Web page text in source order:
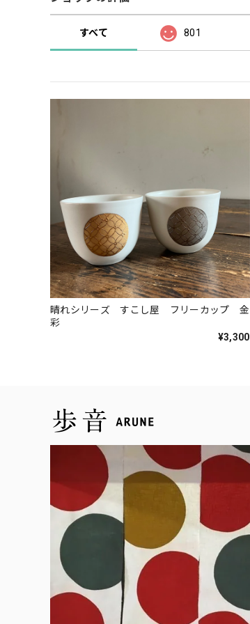
すべて 801
晴れシリーズ すこし屋 フリーカップ 金
彩
¥3,300